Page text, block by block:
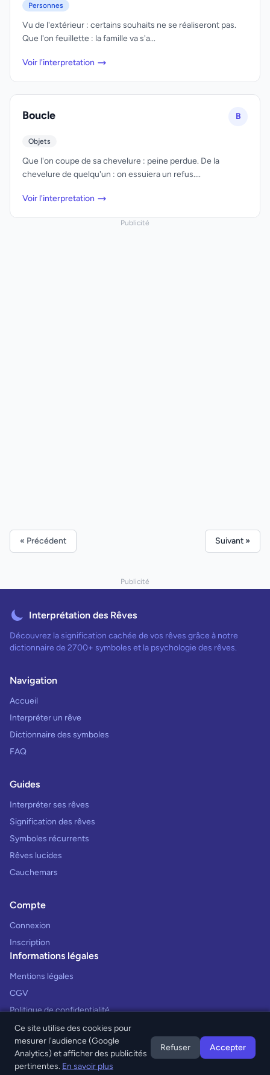
Personnes
Vu de l'extérieur : certains souhaits ne se réaliseront pas.
Que l'on feuillette : la famille va s'a...
Voir l'interpretation
Boucle B
Objets
Que l'on coupe de sa chevelure : peine perdue. De la
chevelure de quelqu'un : on essuiera un refus....
Voir l'interpretation
Publicité
« Précédent Suivant »
Publicité
Interprétation des Rêves
Découvrez la signification cachée de vos rêves grâce à notre
dictionnaire de 2700+ symboles et la psychologie des rêves.
Navigation
Accueil
Interpréter un rêve
Dictionnaire des symboles
FAQ
Guides
Interpréter ses rêves
Signification des rêves
Symboles récurrents
Rêves lucides
Cauchemars
Compte
Connexion
Inscription
Informations légales
Mentions légales
CGV
Politique de confidentialité
© 2026 Interprétation des Rêves. Tous droits réservés.
Ce site utilise des cookies pour
mesurer l'audience (Google
Analytics) et afficher des publicités
pertinentes. En savoir plus
Refuser Accepter